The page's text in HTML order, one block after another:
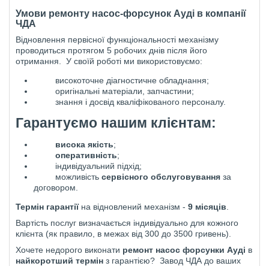
Умови ремонту насос-форсунок Ауді в компанії
ЧДА
Відновлення первісної функціональності механізму
проводиться протягом 5 робочих днів після його
отримання.
У своїй роботі ми використовуємо:
високоточне діагностичне обладнання;
оригінальні матеріали, запчастини;
знання і досвід кваліфікованого персоналу.
Гарантуємо нашим клієнтам:
висока якість;
оперативність;
індивідуальний підхід;
можливість сервісного обслуговування за
договором.
Термін гарантіїна відновлений механізм - 9 місяців
Вартість послуг визначається індивідуально для кожного
клієнта (як правило, в межах від 300 до 3500 гривень).
Хочете недорого виконати ремонт насос форсунки Ауді в
найкоротший термін з гарантією? Завод ЧДА до ваших